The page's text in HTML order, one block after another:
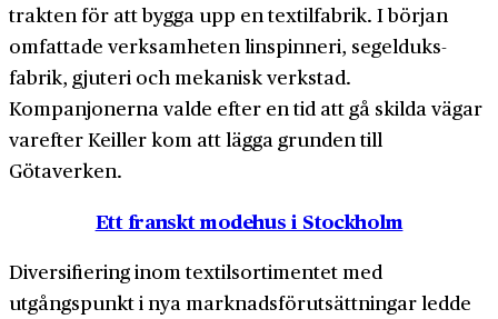
trakten för att bygga upp en textil­fabrik. I början
omfattade verksamheten lin­spinneri, segelduks­
fabrik, gjuteri och mekanisk verkstad.
Kompanjonerna valde efter en tid att gå skilda vägar
varefter Keiller kom att lägga grunden till
Götaverken.
Ett franskt modehus i Stockholm
Diversifiering inom textilsortimentet med
utgångspunkt i nya marknads­förutsättningar ledde